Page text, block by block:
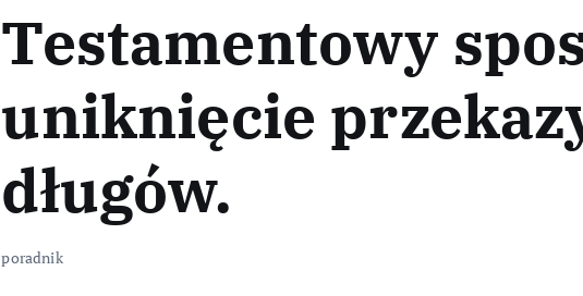
Testamentowy
uniknięcie
długów.
poradnik